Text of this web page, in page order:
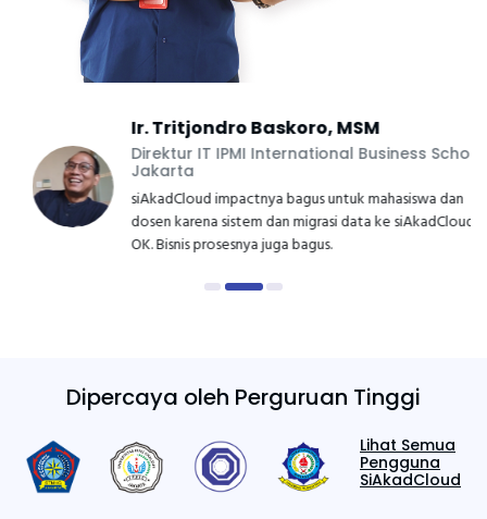
Ir. Tritjondro Baskoro, MSM
Direktur IT IPMI International Business School
Jakarta
siAkadCloud impactnya bagus untuk mahasiswa dan
dosen karena sistem dan migrasi data ke siAkadCloud
OK. Bisnis prosesnya juga bagus.
Dipercaya oleh Perguruan Tinggi
Lihat Semua
Pengguna
SiAkadCloud